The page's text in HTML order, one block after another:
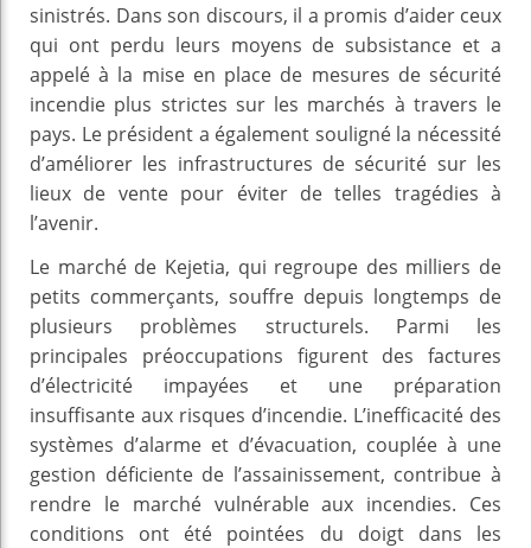
sinistrés. Dans son discours, il a promis d’aider ceux
qui ont perdu leurs moyens de subsistance et a
appelé à la mise en place de mesures de sécurité
incendie plus strictes sur les marchés à travers le
pays. Le président a également souligné la nécessité
d’améliorer les infrastructures de sécurité sur les
lieux de vente pour éviter de telles tragédies à
l’avenir.
Le marché de Kejetia, qui regroupe des milliers de
petits commerçants, souffre depuis longtemps de
plusieurs problèmes structurels. Parmi les
principales préoccupations figurent des factures
d’électricité impayées et une préparation
insuffisante aux risques d’incendie. L’inefficacité des
systèmes d’alarme et d’évacuation, couplée à une
gestion déficiente de l’assainissement, contribue à
rendre le marché vulnérable aux incendies. Ces
conditions ont été pointées du doigt dans les